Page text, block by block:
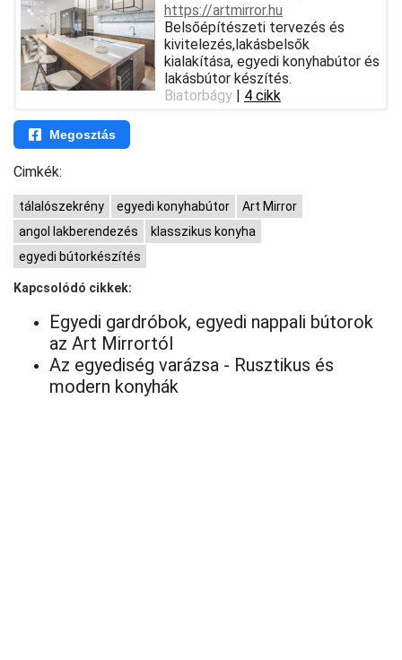
https://artmirror.hu
Belsőépítészeti tervezés és
kivitelezés,lakásbelsők
kialakítása, egyedi konyhabútor és
lakásbútor készítés.
Biatorbágy | 4 cikk
Megosztás
Cimkék:
tálalószekrény egyedi konyhabútor
Art Mirror
angol lakberendezés
klasszikus konyha
egyedi bútorkészítés
Kapcsolódó cikkek:
Egyedi gardróbok, egyedi nappali bútorok
az Art Mirrortól
Az egyediség varázsa - Rusztikus és
modern konyhák